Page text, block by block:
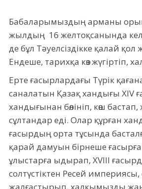
Бабаларымыздың арманы
жылдың 16 желтоқсанында
де бұл Тәуелсіздікке қалай
Ендеше, тарихқа көз жүгіртіп,
Ерте ғасырлардағы Түрік
саналатын Қазақ хандығы XIV
хандығынан бөлініп, көш
сұлтандар еді. Олар құрған
ғасырдың орта тұсында
қарай дамуын бірнеше ғасырға
ұлыстарға ыдырап, XVIII
солтүстіктен Ресей